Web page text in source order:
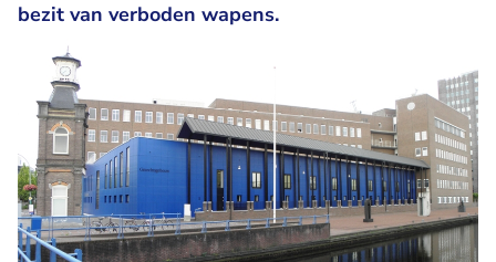
bezit van verboden wapens.